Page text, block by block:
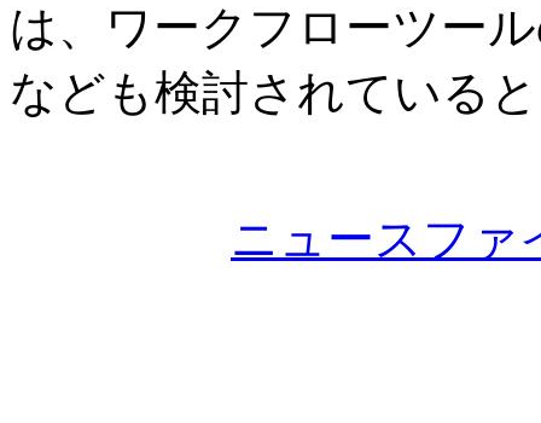
は、ワークフローツー
なども検討されている
ニュースファ